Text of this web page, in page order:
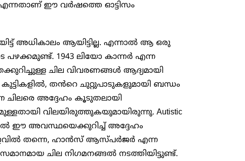
എന്നതാണ് ഈ വർഷത്തെ ഓട്ടിസം
അധികാലം ആയിട്ടില്ല. എന്നാൽ ആ ഒരു
1943 ലിയോ കാന്നർ എന്ന
ചില വിവരണങ്ങൾ ആദ്യമായി
തൻറെ ചുറ്റുപാടുകളുമായി ബന്ധം
‍ചിലരെ അദ്ദേഹം കൂടുതലായി
വിലയിരുത്തുകയുമായിരുന്നു. Autistic
ഈ അവസ്ഥയെക്കുറിച്ച് അദ്ദേഹം
തന്നെ, ഹാൻസ് ആസ്പർജർ എന്ന
ചില നിഗമനങ്ങൽ നടത്തിയിട്ടുണ്ട്.